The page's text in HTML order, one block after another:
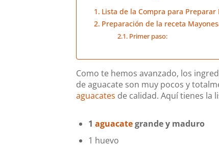
Lista de la Compra para Preparar
Preparación de la receta
Primer paso:
Como te hemos avanzado, los
de aguacate son muy pocos y
aguacates de calidad. Aquí tienes la
1aguacategrande y maduro
1 huevo